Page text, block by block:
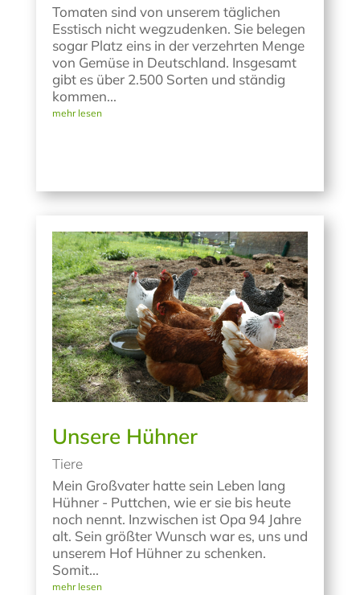
Tomaten sind von unserem täglichen
Esstisch nicht wegzudenken. Sie belegen
sogar Platz eins in der verzehrten Menge
von Gemüse in Deutschland. Insgesamt
gibt es über 2.500 Sorten und ständig
kommen...
mehr lesen
Unsere Hühner
Tiere
Mein Großvater hatte sein Leben lang
Hühner - Puttchen, wie er sie bis heute
noch nennt. Inzwischen ist Opa 94 Jahre
alt. Sein größter Wunsch war es, uns und
unserem Hof Hühner zu schenken.
Somit...
mehr lesen